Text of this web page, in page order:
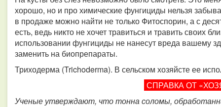
хорошо, но и про химические фунгициды нельзя
в продаже можно найти не только Фитоспорин, а с
есть, ведь никто не хочет травиться и травить своих
использовании фунгициды не нанесут вреда вашему
заменить на биопрепараты.
Триходерма (Trichoderma). В сельском хозяйсте ее
СПРАВКА ОТ
Ученые утверждают, что тонна соломы,